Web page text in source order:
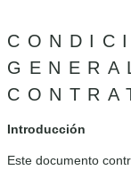
Introducción
Este documento